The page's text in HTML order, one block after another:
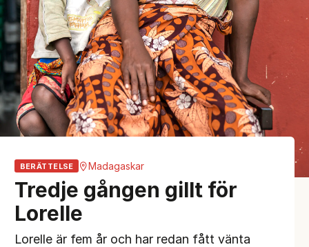
Tredje gången gillt för
Lorelle
BERÄTTELSE Madagaskar
Lorelle är fem år och har redan fått vänta